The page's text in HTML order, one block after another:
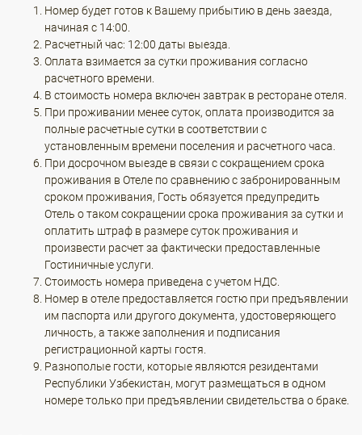
Номер будет готов к Вашему прибытию в день заезда,
начиная с 14:00.
Расчетный час: 12:00 даты выезда.
Оплата взимается за сутки проживания согласно
расчетного времени.
В стоимость номера включен завтрак в ресторане отеля.
При проживании менее суток, оплата производится за
полные расчетные сутки в соответствии с
установленным времени поселения и расчетного часа.
При досрочном выезде в связи с сокращением срока
проживания в Отеле по сравнению с забронированным
сроком проживания, Гость обязуется предупредить
Отель о таком сокращении срока проживания за сутки и
оплатить штраф в размере суток проживания и
произвести расчет за фактически предоставленные
Гостиничные услуги.
Стоимость номера приведена с учетом НДС.
Номер в отеле предоставляется гостю при предъявлении
им паспорта или другого документа, удостоверяющего
личность, а также заполнения и подписания
регистрационной карты гостя.
Разнополые гости, которые являются резидентами
Республики Узбекистан, могут размещаться в одном
номере только при предъявлении свидетельства о браке.